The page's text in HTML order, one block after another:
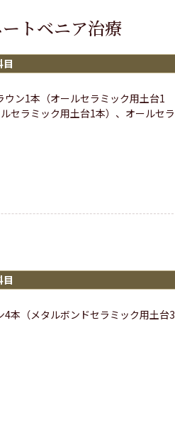
トベニア治療
目
ン1本（オールセラミック用土台1
セラミック用土台1本）、オールセラ
目
本（メタルボンドセラミック用土台3